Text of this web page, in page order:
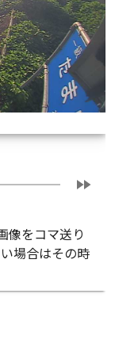
fast_forward
像をコマ送り
場合はその時